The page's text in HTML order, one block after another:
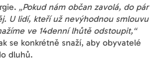
„Pokud nám občan zavolá, do pár
U lidí, kteří už nevýhodnou smlouvu
ve 14denní lhůtě odstoupit,“
se konkrétně snaží, aby obyvatelé
dluhů.